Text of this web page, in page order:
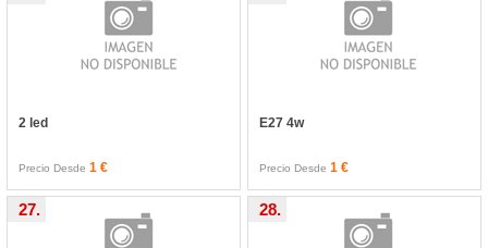
2 led
Precio Desde1 €
E27 4w
Precio Desde 1 €
27. 28.